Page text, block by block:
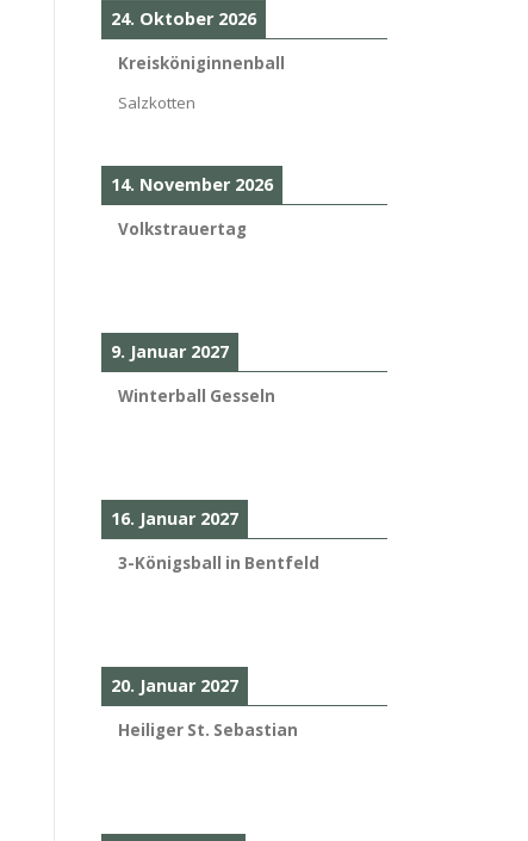
24. Oktober 2026
Kreisköniginnenball
Salzkotten
14. November 2026
Volkstrauertag
9. Januar 2027
Winterball Gesseln
16. Januar 2027
3-Königsball in Bentfeld
20. Januar 2027
Heiliger St. Sebastian